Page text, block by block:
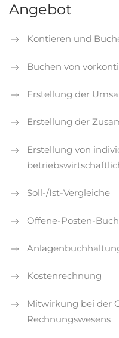
Angebot
Kontieren und
Buchen von
Erstellung der
Erstellung der
Erstellung von
Soll-/Ist-Vergleiche
Offene-Posten-
Kostenrechnung
Mitwirkung bei der
Rechnungswesens